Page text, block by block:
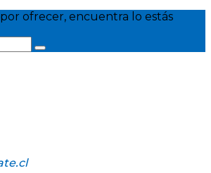
ofrecer, encuentra lo estás